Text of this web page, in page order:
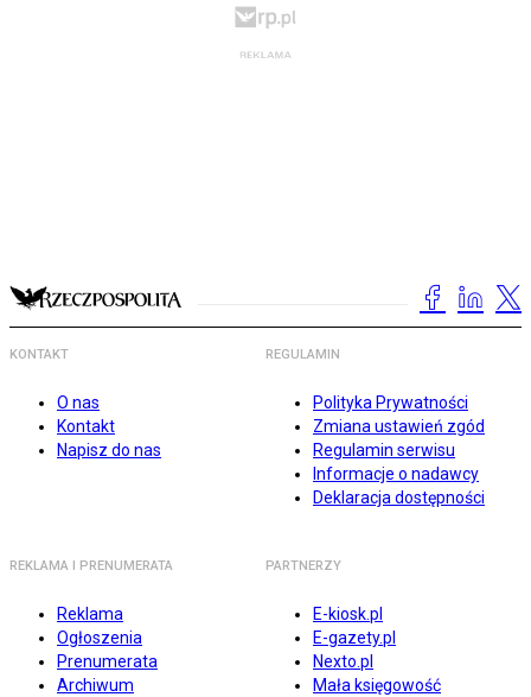
KONTAKT
O nas
Kontakt
Napisz do nas
REGULAMIN
Polityka Prywatności
Zmiana ustawień zgód
Regulamin serwisu
Informacje o nadawcy
Deklaracja dostępności
REKLAMA I PRENUMERATA
Reklama
Ogłoszenia
Prenumerata
Archiwum
PARTNERZY
E-kiosk.pl
E-gazety.pl
Nexto.pl
Mała księgowość